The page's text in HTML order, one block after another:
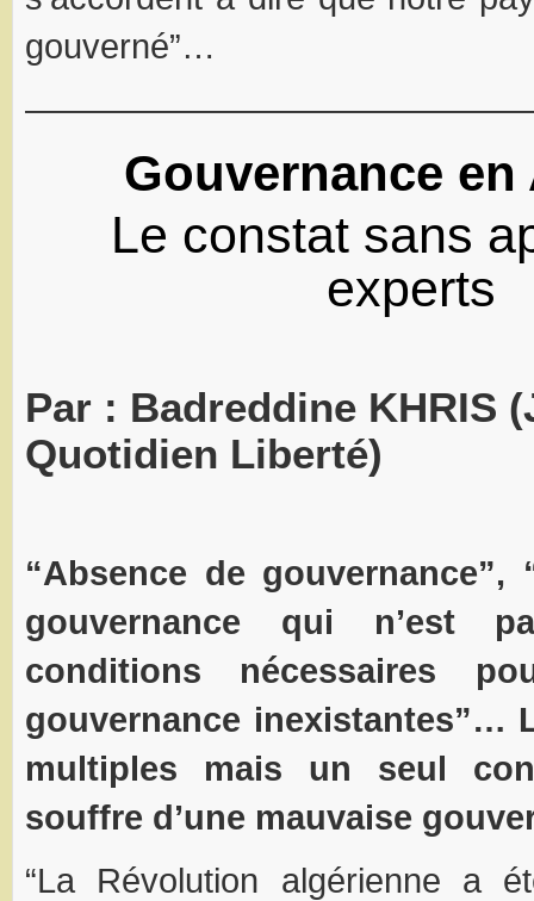
gouverné”…
Gouvernance en
Le constat sans
experts
Par : Badreddine KHRIS
Quotidien Liberté)
“Absence de gouvernance”,
gouvernance qui n’est
conditions nécessaires
gouvernance inexistantes”…
multiples mais un seul
souffre d’une mauvaise
“La Révolution algérienne a